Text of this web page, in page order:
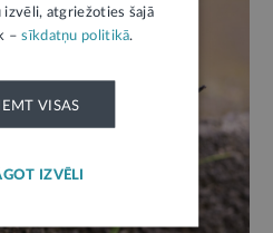
izvēli, atgriežoties šajā
–sīkdatņu politikā.
VISAS
IZVĒLI